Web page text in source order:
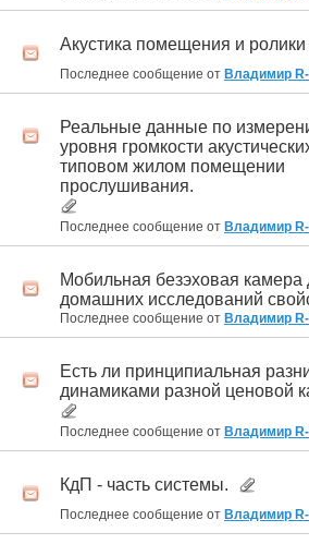
Акустика помещения и
Последнее сообщение от Владимир R-
Реальные данные по
уровня громкости
типовом жилом помещении
прослушивания.
Последнее сообщение от Владимир R-
Мобильная безэховая камера
домашних исследований
Последнее сообщение от Владимир
Есть ли принципиальная
динамиками разной ценовой
Последнее сообщение от Владимир
КдП - часть системы.
Последнее сообщение от Владимир